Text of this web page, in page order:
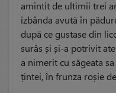
amintit de ultimii trei
izbânda avută în
după ce gustase din
surâs și și-a potrivit
a nimerit cu săgeata
țintei, în frunza roșie